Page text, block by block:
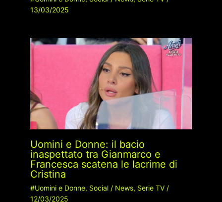
13/03/2025
Uomini e Donne: il bacio
inaspettato tra Gianmarco e
Francesca scatena le lacrime di
Cristina
#Uomini e Donne, Social/ News, Serie TV/
12/03/2025